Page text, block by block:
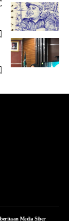
Media Siber